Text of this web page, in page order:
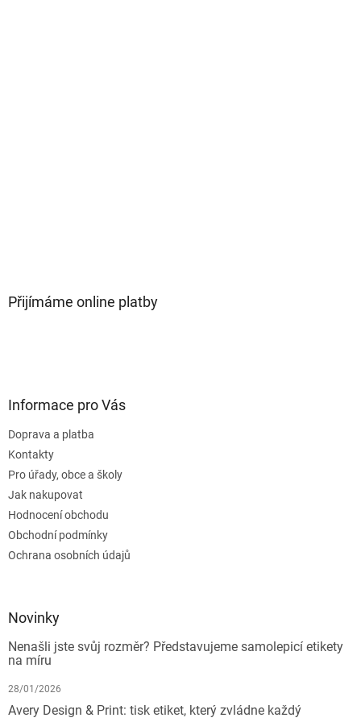
Přijímáme online platby
Informace pro Vás
Doprava a platba
Kontakty
Pro úřady, obce a školy
Jak nakupovat
Hodnocení obchodu
Obchodní podmínky
Ochrana osobních údajů
Novinky
Nenašli jste svůj rozměr? Představujeme samolepicí etikety
na míru
28/01/2026
Avery Design & Print: tisk etiket, který zvládne každý